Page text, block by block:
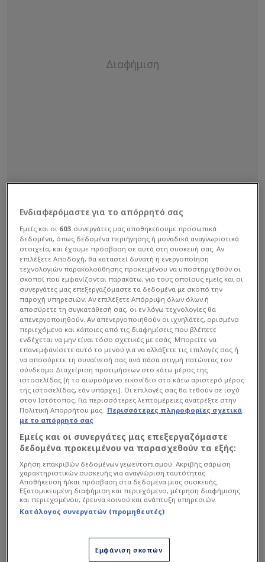
Με δύο αλλαγές
Σχήμα με δύο διαφοροποιήσεις, σε σχέση με την
πρώτη αναμέτρηση των δύο ομάδων στην
Τούμπα παρέταξε ο Ραζβάν Λουτσέσκου. Την
τους Μπάμπα, Μιχαηλίδη, Κεντζιόρα και Ότο
Ενδιαφερόμαστε για το απόρρητό σας
Εμείς και οι 603 συνεργάτες μας αποθηκεύουμε προσωπικά
δεδομένα, όπως δεδομένα περιήγησης ή μοναδικά αναγνωριστικά
στοιχεία, και έχουμε πρόσβαση σε αυτά στη συσκευή σας. Αν
επιλέξετε Αποδοχή, θα καταστεί δυνατή η ενεργοποίηση
τεχνολογιών παρακολούθησης προκειμένου να υποστηριχθούν οι
σκοποί που εμφανίζονται παρακάτω, για τους οποίους εμείς και οι
συνεργάτες μας επεξεργαζόμαστε τα δεδομένα με σκοπό την
παροχή υπηρεσιών. Αν επιλέξετε Απόρριψη όλων όλων ή
αποσύρετε τη συγκατάθεσή σας, οι εν λόγω τεχνολογίες θα
απενεργοποιηθούν. Αν απενεργοποιηθούν οι ιχνηλάτες, ορισμένο
περιεχόμενο και κάποιες από τις διαφημίσεις που βλέπετε
ενδέχεται να μην είναι τόσο σχετικές με εσάς. Μπορείτε να
επανεμφανίσετε αυτό το μενού για να αλλάξετε τις επιλογές σας ή
να αποσύρετε τη συναίνεσή σας ανά πάσα στιγμή πατώντας τον
σύνδεσμο Διαχείριση προτιμήσεων στο κάτω μέρος της
ιστοσελίδας [ή το αιωρούμενο εικονίδιο στο κάτω αριστερό μέρος
της ιστοσελίδας, εάν υπάρχει]. Οι επιλογές σας θα τεθούν σε ισχύ
στον Ιστότοπος. Για περισσότερες λεπτομέρειες ανατρέξτε στην
Πολιτική Απορρήτου μας. Περισσότερες πληροφορίες σχετικά
με το απόρρητό σας
Εμείς και οι συνεργάτες μας επεξεργαζόμαστε
δεδομένα προκειμένου να παρασχεθούν τα εξής:
Χρήση επακριβών δεδομένων γεωεντοπισμού. Ακριβής σάρωση
χαρακτηριστικών συσκευής για αναγνώριση ταυτότητας.
Αποθήκευση ή/και πρόσβαση στα δεδομένα μιας συσκευής.
Εξατομικευμένη διαφήμιση και περιεχόμενο, μέτρηση διαφήμισης
και περιεχομένου, έρευνα κοινού και ανάπτυξη υπηρεσιών.
Κατάλογος συνεργατών (προμηθευτές)
Εμφάνιση σκοπών